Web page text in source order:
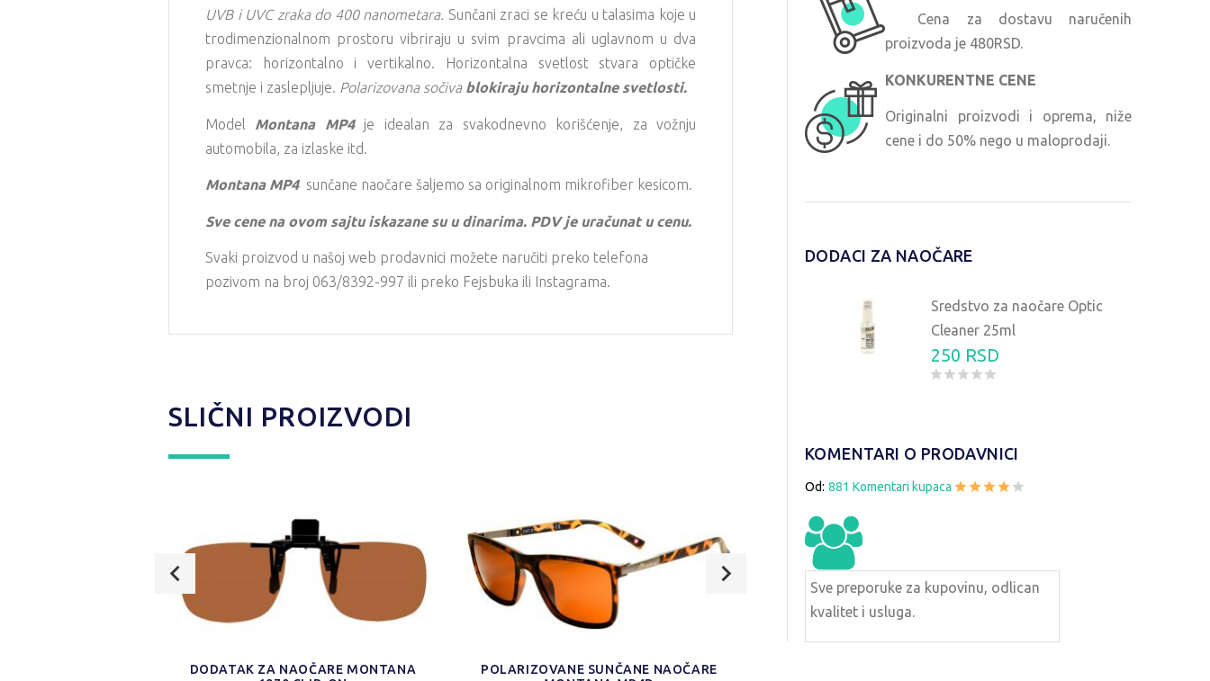
UVB i UVC zraka do 400 nanometara. Sunčani zraci se kreću u talasima koje u
trodimenzionalnom prostoru vibriraju u svim pravcima ali uglavnom u dva
pravca: horizontalno i vertikalno. Horizontalna svetlost stvara optičke
smetnje i zaslepljuje. Polarizovana sočivablokiraju horizontalne svetlosti.
Model Montana MP4 je idealan za svakodnevno korišćenje, za vožnju
automobila, za izlaske itd.
Montana MP4 sunčane naočare šaljemo sa originalnom mikrofiber kesicom.
Sve cene na ovom sajtu iskazane su u dinarima. PDV je uračunat u cenu.
Svaki proizvod u našoj web prodavnici možete naručiti preko telefona
pozivom na broj 063/8392-997 ili preko Fejsbuka ili Instagrama.
SLIČNI PROIZVODI
DODATAK ZA NAOČARE MONTANA
POLARIZOVANE SUNČANE NAOČARE
Cena za dostavu naručenih
proizvoda je 480RSD.
KONKURENTNE CENE
Originalni proizvodi i oprema, niže
cene i do 50% nego u maloprodaji.
DODACI ZA NAOČARE
Sredstvo za naočare Optic
Cleaner 25ml
250 RSD
KOMENTARI O PRODAVNICI
Od: 881 Komentari kupaca
Sve preporuke za kupovinu, odlican
kvalitet i usluga.